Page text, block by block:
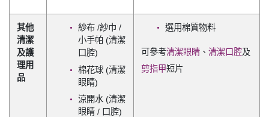
其他
清潔
及護
理用
品
紗布 /紗巾 /
小手帕 (清潔
口腔)
棉花球 (清潔
眼睛)
涼開水 (清潔
眼睛 / 口腔)
選用棉質物料
可參考清潔眼睛 、 清潔口腔及
剪指甲短片